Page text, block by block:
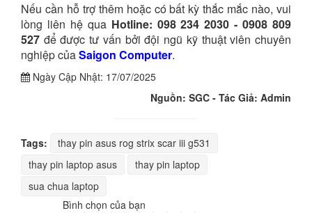
Nếu cần hỗ trợ thêm hoặc có bất kỳ thắc mắc nào, vui
lòng liên hệ qua Hotline: 098 234 2030 - 0908 809
527 để được tư vấn bởi đội ngũ kỹ thuật viên chuyên
nghiệp củaSaigon Computer.
Ngày Cập Nhật: 17/07/2025
Nguồn: SGC - Tác Giả: Admin
Tags:
thay pin asus rog strix scar iii g531
thay pin laptop asus
thay pin laptop
sua chua laptop
Bình chọn của bạn